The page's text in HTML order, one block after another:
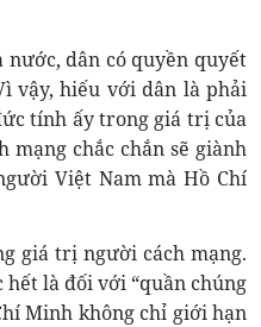
dân có quyền quyết
vậy, hiếu với dân là phải
tính ấy trong giá trị của
chắc chắn sẽ giành
Việt Nam mà Hồ Chí
giá trị người cách mạng.
là đối với “quần chúng
Minh không chỉ giới hạn